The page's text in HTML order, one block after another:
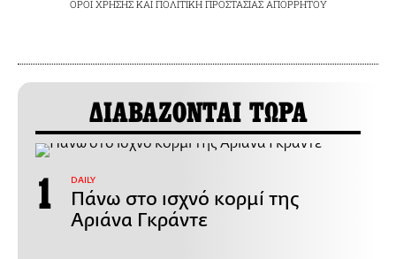
ΟΡΟΙ ΧΡΗΣΗΣΚΑΙ ΠΟΛΙΤΙΚΗ ΠΡΟΣΤΑΣΙΑΣ ΑΠΟΡΡΗΤΟΥ
ΔΙΑΒΑΖΟΝΤΑΙ ΤΩΡΑ
DAILY
Πάνω στο ισχνό κορμί της
Αριάνα Γκράντε